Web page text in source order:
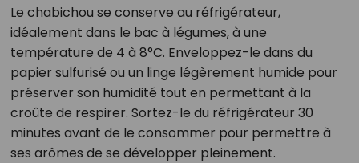
Le chabichou se conserve au réfrigérateur,
idéalement dans le bac à légumes, à une
température de 4 à 8°C. Enveloppez-le dans du
papier sulfurisé ou un linge légèrement humide pour
préserver son humidité tout en permettant à la
croûte de respirer. Sortez-le du réfrigérateur 30
minutes avant de le consommer pour permettre à
ses arômes de se développer pleinement.